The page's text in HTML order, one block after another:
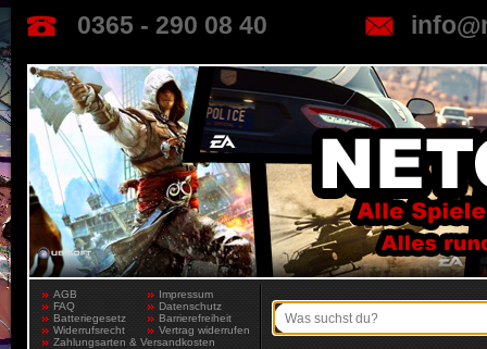
0365 - 290 08 40
AGB
Impressum
FAQ
Datenschutz
Batteriegesetz
Barrierefreiheit
Widerrufsrecht
Vertrag widerrufen
Zahlungsarten & Versandkosten